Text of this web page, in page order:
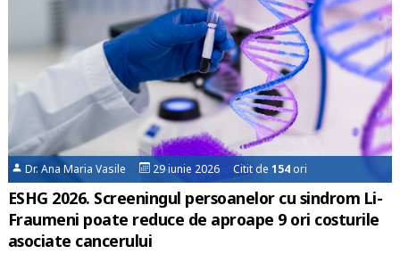
Dr. Ana Maria Vasile 29 iunie 2026 Citit de154 ori
ESHG 2026. Screeningul persoanelor cu sindrom Li-
Fraumeni poate reduce de aproape 9 ori costurile
asociate cancerului